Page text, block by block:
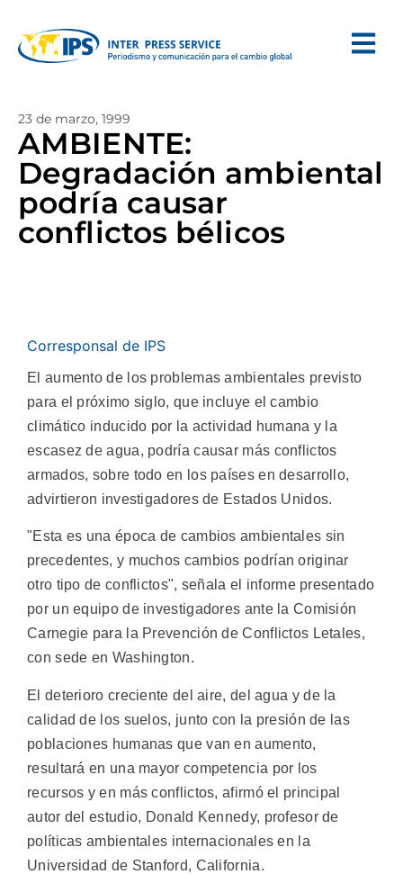
23 de marzo, 1999
AMBIENTE:
Degradación ambiental
podría causar
conflictos bélicos
Corresponsal de IPS
El aumento de los problemas ambientales previsto
para el próximo siglo, que incluye el cambio
climático inducido por la actividad humana y la
escasez de agua, podría causar más conflictos
armados, sobre todo en los países en desarrollo,
advirtieron investigadores de Estados Unidos.
"Esta es una época de cambios ambientales sin
precedentes, y muchos cambios podrían originar
otro tipo de conflictos", señala el informe presentado
por un equipo de investigadores ante la Comisión
Carnegie para la Prevención de Conflictos Letales,
con sede en Washington.
El deterioro creciente del aire, del agua y de la
calidad de los suelos, junto con la presión de las
poblaciones humanas que van en aumento,
resultará en una mayor competencia por los
recursos y en más conflictos, afirmó el principal
autor del estudio, Donald Kennedy, profesor de
políticas ambientales internacionales en la
Universidad de Stanford, California.